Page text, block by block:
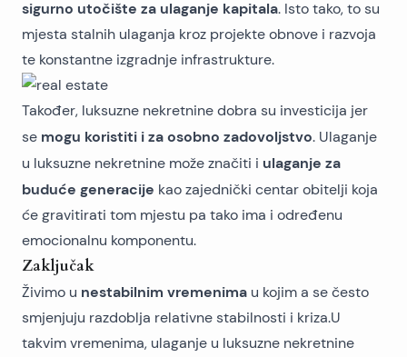
sigurno utočište za ulaganje kapitala. Isto tako, to su
mjesta stalnih ulaganja kroz projekte obnove i razvoja
te konstantne izgradnje infrastrukture.
Također, luksuzne nekretnine dobra su investicija jer
se mogu koristiti i za osobno zadovoljstvo. Ulaganje
u luksuzne nekretnine može značiti i ulaganje za
buduće generacije kao zajednički centar obitelji koja
će gravitirati tom mjestu pa tako ima i određenu
emocionalnu komponentu.
Zaključak
Živimo u nestabilnim vremenima u kojim a se često
smjenjuju razdoblja relativne stabilnosti i kriza.U
takvim vremenima, ulaganje u luksuzne nekretnine